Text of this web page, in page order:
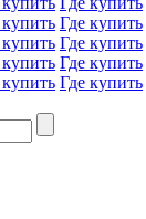
Где купить
Где купить
Где купить
Где купить